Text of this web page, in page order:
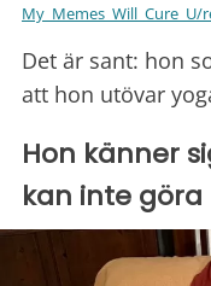
My_Memes_Will_Cure_U/
Det är sant: hon
att hon utövar
Hon känner
kan inte